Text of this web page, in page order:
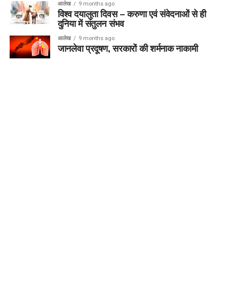
आलेख 9 months ago
विश्व दयालुता दिवस – करुणा एवं संवेदनाओं से ही
दुनिया में संतुलन संभव
आलेख 9 months ago
जानलेवा प्रदूषण, सरकारों की शर्मनाक नाकामी